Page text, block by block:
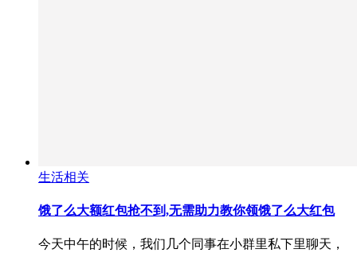
生活相关
饿了么大额红包抢不到,无需助力教你领饿了么大红包
今天中午的时候，我们几个同事在小群里私下里聊天，